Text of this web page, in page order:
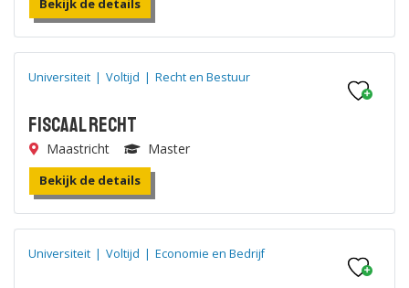
Bekijk de details
Universiteit | Voltijd | Recht en Bestuur
Fiscaal Recht
Maastricht Master
Bekijk de details
Universiteit | Voltijd | Economie en Bedrijf